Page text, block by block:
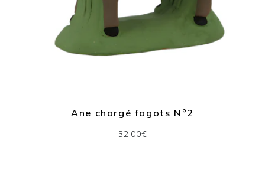
Ane chargé fagots N°2
32.00€